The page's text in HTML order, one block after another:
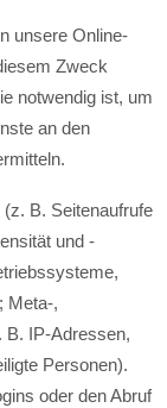
unsere Online-
Zweck
notwendig ist, um
an den
B. Seitenaufrufe
und -
Meta-,
B. IP-Adressen,
Personen).
oder den Abruf